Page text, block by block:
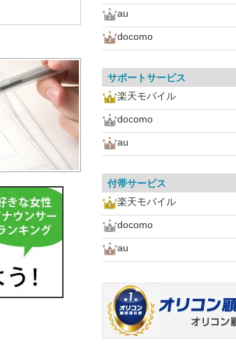
au
docomo
サポートサービス
楽天モバイル
docomo
au
付帯サービス
楽天モバイル
docomo
au